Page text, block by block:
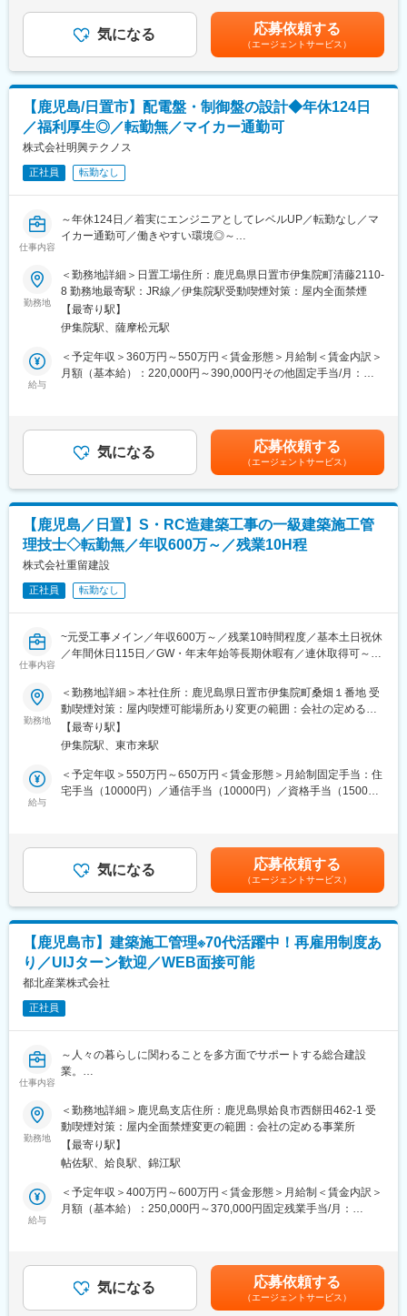
同社では、育児休暇からの復職者が多く、本社には現時点で育児
休業中の社員が数名います。プライベートも大切に、永く安心し
て働ける環境で、同業界の中では離職率も低く新卒入社の社員が
多くの部門責任者として成長しているのも特徴的です。
変更の範囲：会社の定める業務
戸建て木造住宅の新築工事を中心に、鹿児島県内注文住宅棟数ト
ップクラスの実績を誇る当社の高品質な住宅建築サービスを担い
現場は少人数体制で運営しており、経験豊富なスタッフと協力し
ながら業務を進めます。案件増加に伴う増員募集です。
■業務の魅力
地元密着型の企業で、実績と信頼を積み上げてきた環境でキャリ
アを築けます。
■教育体制
入社後はOJTを中心に、先輩社員が丁寧に指導・サポート。資格
取得支援や各種研修も充実しています。
■就業環境
マイカー通勤可（無料駐車場あり）。リフレッシュ有給休暇15日
を入社時に即付与。オンライン面接にも対応しています。
1963年創業、地域密着型の企業として鹿児島エリアの発展を支
え、TVCM等で高い知名度を誇ります。6年連続県内注文住宅完成
給有無＞有＜残業手当＞有＜給与補足＞賞与は年2回、前年度実績
計3.00ヶ月分。基本給は経験・スキルにより相談可。賃金はあく
までも目安の金額であり、選考を通じて上下する可能性がありま
す。月給(月額)は固定手当を含めた表記です。
気になる 応募依頼する
（エージェントサービス）
【鹿児島/日置市】配電盤・制御盤の設計◆年休124日
／福利厚生◎／転勤無／マイカー通勤可
株式会社明興テクノス
正社員 転勤なし
仕事内容
～年休124日／着実にエンジニアとしてレベルUP／転勤なし／マ
イカー通勤可／働きやすい環境◎～
■職務概要：
官公庁や大手機械メーカーを顧客に、上下水道やトンネルに関す
る配電盤や制御盤の図面の作成を担当します。先輩の丁寧なフォ
ローを受けながら、エンジニアとしてコツコツ集中してレベルUP
していける環境です。
■職務詳細：：
本的に一品一葉）
※使用しているCADはECADです（入社後学べます）
※担当するのは、上下水道やトンネルなどに使われる配電盤や、制
■入社後の教育でコツコツレベルＵＰ：
経験に応じて、できるところからお任せしますが、まずは先輩社
員に同席し、少しずつ当社の設計工程を把握することからスター
トします。1人前になるまで時間はかかりますが、じっくり育てて
く方針ですので、ご安心ください。
■やりがいと働きやすさが両立：
自分で考えた図面が、同じ場所の工場で形になる嬉しさがありま
す。また、年間休日は124日あり、男性で育休取得される方がい
■20～50代まで幅広い職場：
設計部署のメンバーは11名が在籍、20～50代までの幅広い年代が
おり、経験豊富な先輩が技術やノウハウを教えてくれます。
勤務地
＜勤務地詳細＞日置工場住所：鹿児島県日置市伊集院町清藤2110-
8 勤務地最寄駅：JR線／伊集院駅受動喫煙対策：屋内全面禁煙
【最寄り駅】
伊集院駅、薩摩松元駅
給与
＜予定年収＞360万円～550万円＜賃金形態＞月給制＜賃金内訳＞
月額（基本給）：220,000円～390,000円その他固定手当/月：
回（前年度2か月分支給実績あり）賃金はあくまでも目安の金額で
あり、選考を通じて上下する可能性があります。月給(月額)は固定
手当を含めた表記です。
気になる 応募依頼する
（エージェントサービス）
【鹿児島／日置】S・RC造建築工事の一級建築施工管
理技士◇転勤無／年収600万～／残業10H程
株式会社重留建設
正社員 転勤なし
仕事内容
~元受工事メイン／年収600万～／残業10時間程度／基本土日祝休
／年間休日115日／GW・年末年始等長期休暇有／連休取得可～
■業務内容
民間建築を中心に、オフィス・工場・倉庫・マンション等のS・
RC・SRC造建築物における施工管理業務を担当します。元請工事
が主体のため、発注者と直接向き合いながら、現場全体を統括で
きるポジションです。着工前の準備段階から竣工・引き渡しまで
一貫して現場を管理し、品質と安全を守りながら計画通りに工事
を完成させていきます。
・品質管理、安全管理
・原価、予算管理
■組織環境
社員数8名の地域密着型企業で、現在は組織再構築のフェーズにあ
ります。社長自身が施工管理を担っており、現場目線での判断や
意思決定が特徴です。少人数のため個々の裁量が大きく、組織づ
くりや業務改善についても意見を発信しやすい環境です。施工管
理職として単なる作業者ではなく、中核人材としての役割を期待
しています。
■キャリア
まずは主担当として1現場を任せ、工事全体の流れと当社の進め方
して、後進育成や施工体制づくりにも関わる立場を想定していま
す。長期的に腰を据え、地域で信頼される技術者として活躍いた
だきたいと考えています。
残業時間は月平均10時間程度で、夜間工事は民間工事で稀に発生
する程度です。案件は日置市・鹿児島市を中心とした地元案件が
当社は家族の笑顔があふれる住まいづくりから、街を支える事務
所・工場まで幅広い建築を手がけています。生活スタイルや事業
勤務地
＜勤務地詳細＞本社住所：鹿児島県日置市伊集院町桑畑１番地 受
動喫煙対策：屋内喫煙可能場所あり変更の範囲：会社の定める事
業所
【最寄り駅】
伊集院駅、東市来駅
給与
＜予定年収＞550万円～650万円＜賃金形態＞月給制固定手当：住
宅手当（10000円）／通信手当（10000円）／資格手当（15000
外労働の残業手当は追加支給＜月給＞300,000円～450,000円（一
律手当を含む）＜昇給有無＞有＜残業手当＞有＜給与補足＞■昇給
あり（４月）■賞与あり▼年収例1級建築施工管理技士資格保有…
608万円（資格手当30,000円含む）賃金はあくまでも目安の金額
であり、選考を通じて上下する可能性があります。月給(月額)は固
定手当を含めた表記です。
気になる 応募依頼する
（エージェントサービス）
【鹿児島市】建築施工管理※70代活躍中！再雇用制度あ
り／UIJターン歓迎／WEB面接可能
都北産業株式会社
正社員
仕事内容
～人々の暮らしに関わることを多方面でサポートする総合建設
業。
庭づくりまで常に地域に寄り添いながらより良いものを創造して
います～
※ランク：国土交通省「C」、農政局「B」、都城市「A」宮崎県
「特A」
■担当業務：
建築現場(マンション、アパート、商業施設等)の工事管理業務。
・安全管理
勤務地
＜勤務地詳細＞鹿児島支店住所：鹿児島県姶良市西餅田462-1 受
動喫煙対策：屋内全面禁煙変更の範囲：会社の定める事業所
【最寄り駅】
帖佐駅、姶良駅、錦江駅
給与
＜予定年収＞400万円～600万円＜賃金形態＞月給制＜賃金内訳＞
月額（基本給）：250,000円～370,000円固定残業手当/月：
＞・昇給：年2回(実績による)・賞与：年2回(実績による)記載金額
は選考を通じて上下する可能性があります。月給(月額)は固定手当
を含みます。
気になる 応募依頼する
（エージェントサービス）